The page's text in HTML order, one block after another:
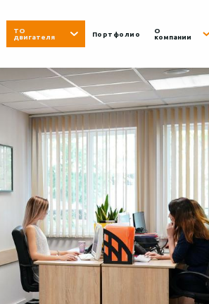
ТО
двигателя
Портфолио
О
компании